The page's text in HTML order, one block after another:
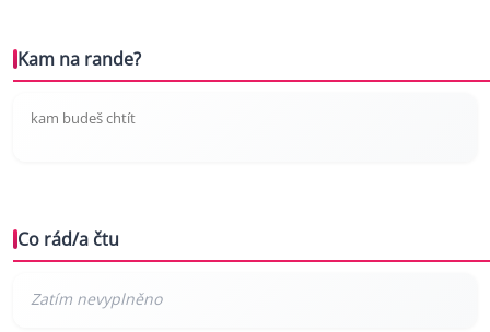
Kam na rande?
kam budeš chtít
Co rád/a čtu